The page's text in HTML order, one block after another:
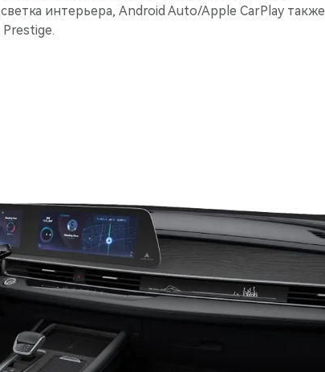
интерьера, Android Auto/Apple CarPlay также